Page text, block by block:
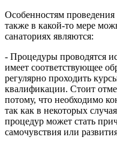
Особенностям
также в какой-то мере
санаториях являются:
- Процедуры проводятся
имеет соответствующее
регулярно проходить
квалификации. Стоит
потому, что необходимо
так как в некоторых
процедур может стать
самочувствия или